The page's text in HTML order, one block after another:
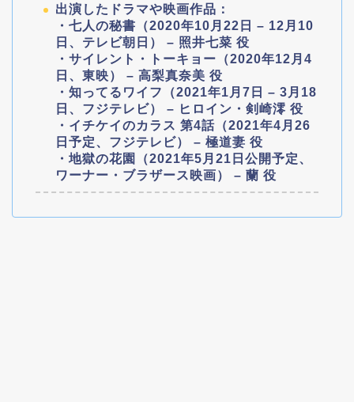
出演したドラマや映画作品：
・七人の秘書（2020年10月22日 – 12月10
日、テレビ朝日） – 照井七菜 役
・サイレント・トーキョー（2020年12月4
日、東映） – 高梨真奈美 役
・知ってるワイフ（2021年1月7日 – 3月18
日、フジテレビ） – ヒロイン・剣崎澪 役
・イチケイのカラス 第4話（2021年4月26
日予定、フジテレビ） – 極道妻 役
・地獄の花園（2021年5月21日公開予定、
ワーナー・ブラザース映画） – 蘭 役